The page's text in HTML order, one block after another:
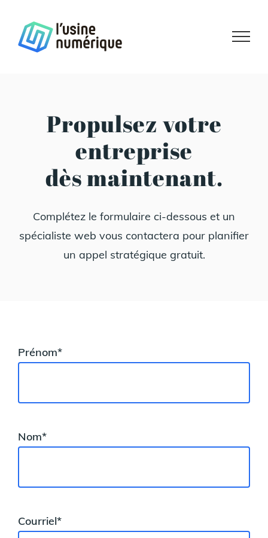
Propulsez votre
entreprise
dès maintenant.
Complétez le formulaire ci-dessous et un
spécialiste web vous contactera pour planifier
un appel stratégique gratuit.
Prénom*
Nom*
Courriel*